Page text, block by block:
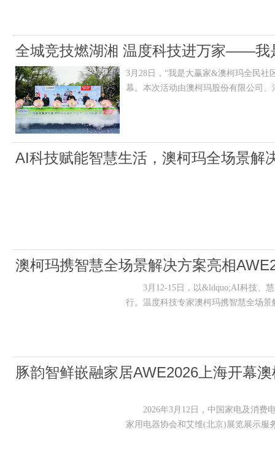
全城竞技燃湖湘 温度科技进万家——我
圆满收官
3月28日，“我是大赢家&澳柯玛全民社
幕。本次活动由澳柯玛股份有限公司
AI科技赋能智慧生活，澳柯玛全场景解
澳柯玛携智慧全场景解决方案亮相
3月12-15日，以&ldquo;AI科技、慧
行。温度科技专家澳柯玛携智慧全场
豚韵智鲜嵌融家居AWE2026上海开幕
507WPGZMQD首发2026年3月12日，中国家电及消费电
家用电器协会和艾维(北京)展览展示服